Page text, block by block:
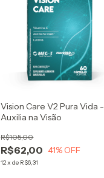
Vision Care V2 Pura Vida -
Auxilia na Visão
R$62,00
R$105,00
41% OFF
12xde R$6,31